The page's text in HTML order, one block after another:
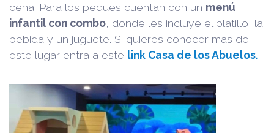
cena. Para los peques cuentan con un menú
infantil con combo , donde les incluye el platillo, la
bebida y un juguete. Si quieres conocer más de
este lugar entra a este link Casa de los Abuelos.